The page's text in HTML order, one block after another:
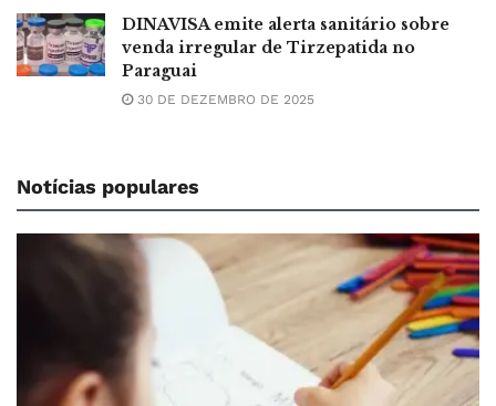
DINAVISA emite alerta sanitário sobre
venda irregular de Tirzepatida no
Paraguai
30 DE DEZEMBRO DE 2025
Notícias populares